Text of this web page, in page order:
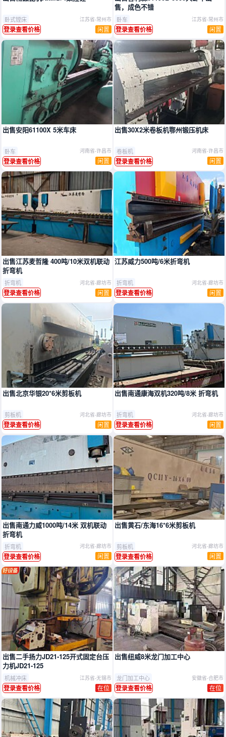
卧式镗床 江苏省-常州市
登录查看价格 闲置
售，成色不错
卧车 江苏省-常州市
登录查看价格 闲置
出售安阳61100X 5米车床
卧车 河南省-许昌市
登录查看价格 闲置
出售30X2米卷板机鄂州锻压机床
卷板机 河南省-许昌市
登录查看价格 闲置
出售江苏麦哲隆 400吨/10米双机联动
折弯机
折弯机 河北省-廊坊市
登录查看价格 闲置
江苏威力500吨/6米折弯机
折弯机 河北省-廊坊市
登录查看价格 闲置
出售北京华银20*6米剪板机
剪板机 河北省-廊坊市
登录查看价格 闲置
出售南通康海双机320吨/8米 折弯机
折弯机 河北省-廊坊市
登录查看价格 闲置
出售南通力威1000吨/14米 双机联动
折弯机
折弯机 河北省-廊坊市
登录查看价格 闲置
出售黄石/东海16*6米剪板机
剪板机 河北省-廊坊市
登录查看价格 闲置
出售二手扬力JD21‑125开式固定台压
力机JD21‑125
机械冲床 江苏省-无锡市
登录查看价格 在位
出售纽威8米龙门加工中心
龙门加工中心 安徽省-合肥市
登录查看价格 在位